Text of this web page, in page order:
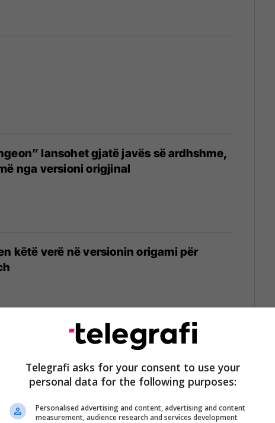
lansohet gjatë javës së ardhshme,
nga versioni origjinal
këtë verë në versionin origami për
që Nintendo Switch Pro i ri, mund të
e sipërTelegrafi asks for your consent to use your
personal data for the following purposes:
Personalised advertising and content, advertising and content
measurement, audience research and services development